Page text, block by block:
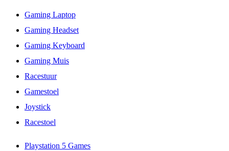
Gaming Laptop
Gaming Headset
Gaming Keyboard
Gaming Muis
Racestuur
Gamestoel
Joystick
Racestoel
Playstation 5 Games